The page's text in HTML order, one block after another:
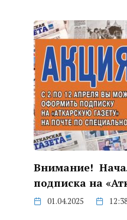
Внимание!
подписка на
01.04.2025